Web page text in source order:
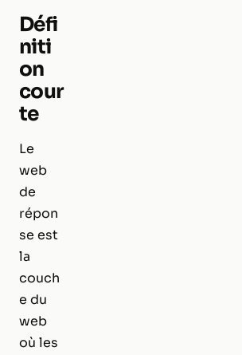
Défi
niti
on
cour
te
Le
web
de
répon
se est
la
couch
e du
web
où les